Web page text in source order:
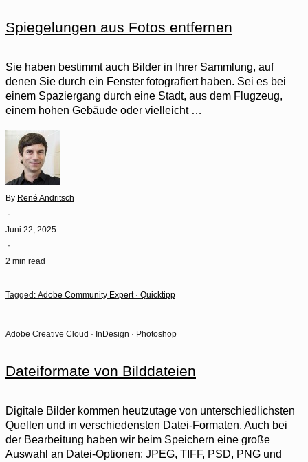
Spiegelungen aus Fotos entfernen
Sie haben bestimmt auch Bilder in Ihrer Sammlung, auf
denen Sie durch ein Fenster fotografiert haben. Sei es bei
einem Spaziergang durch eine Stadt, aus dem Flugzeug,
einem hohen Gebäude oder vielleicht …
By René Andritsch
·
Juni 22, 2025
·
2 min read
Tagged: Adobe Community Expert· Quicktipp
Adobe Creative Cloud · InDesign · Photoshop
Dateiformate von Bilddateien
Digitale Bilder kommen heutzutage von unterschiedlichsten
Quellen und in verschiedensten Datei-Formaten. Auch bei
der Bearbeitung haben wir beim Speichern eine große
Auswahl an Datei-Optionen: JPEG, TIFF, PSD, PNG und